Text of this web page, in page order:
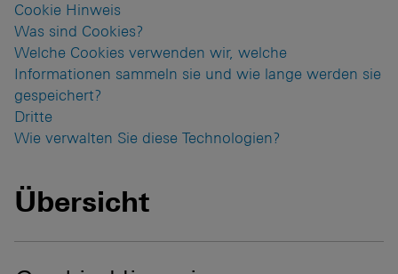
Cookie Hinweis
Was sind Cookies?
Welche Cookies verwenden wir, welche
Informationen sammeln sie und wie lange werden sie
gespeichert?
Dritte
Wie verwalten Sie diese Technologien?
Übersicht